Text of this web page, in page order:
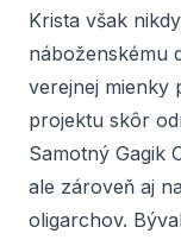
Krista však
náboženskému
verejnej mienky
projektu skôr
Samotný Gagik
ale zároveň aj
oligarchov.